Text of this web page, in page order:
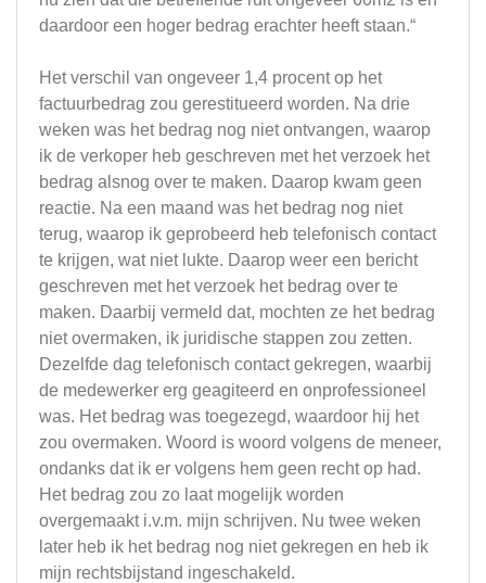
daardoor een hoger bedrag erachter heeft staan.“
Het verschil van ongeveer 1,4 procent op het
factuurbedrag zou gerestitueerd worden. Na drie
weken was het bedrag nog niet ontvangen, waarop
ik de verkoper heb geschreven met het verzoek het
bedrag alsnog over te maken. Daarop kwam geen
reactie. Na een maand was het bedrag nog niet
terug, waarop ik geprobeerd heb telefonisch contact
te krijgen, wat niet lukte. Daarop weer een bericht
geschreven met het verzoek het bedrag over te
maken. Daarbij vermeld dat, mochten ze het bedrag
niet overmaken, ik juridische stappen zou zetten.
Dezelfde dag telefonisch contact gekregen, waarbij
de medewerker erg geagiteerd en onprofessioneel
was. Het bedrag was toegezegd, waardoor hij het
zou overmaken. Woord is woord volgens de meneer,
ondanks dat ik er volgens hem geen recht op had.
Het bedrag zou zo laat mogelijk worden
overgemaakt i.v.m. mijn schrijven. Nu twee weken
later heb ik het bedrag nog niet gekregen en heb ik
mijn rechtsbijstand ingeschakeld.